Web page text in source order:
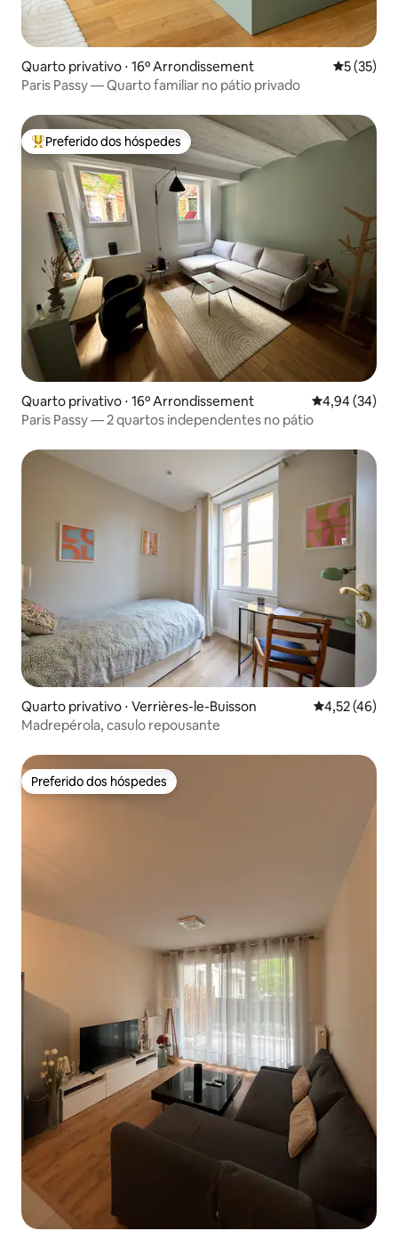
Quarto privativo ⋅ 16º Arrondissement 5 de uma
5 (35)
Paris Passy — Quarto familiar no pátio privado
Entre os melhores preferidos dos hóspedes
Preferido dos hóspedes
Quarto privativo ⋅ 16º Arrondissement 4,94 de uma
4,94 (34)
Paris Passy — 2 quartos independentes no pátio
Quarto privativo ⋅ Verrières-le-Buisson 4,52 de uma
4,52 (46)
Madrepérola, casulo repousante
Preferido dos hóspedes
Preferido dos hóspedes